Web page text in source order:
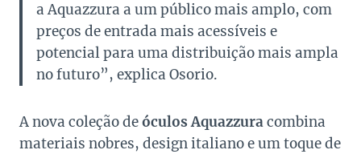
a Aquazzura a um público mais amplo, com
preços de entrada mais acessíveis e
potencial para uma distribuição mais ampla
no futuro”, explica Osorio.
A nova coleção deóculos Aquazzuracombina
materiais nobres, design italiano e um toque de